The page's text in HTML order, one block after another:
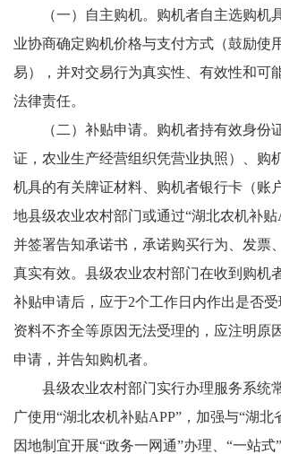
（一）自主购机。购机者自主选购机
业协商确定购机价格与支付方式（鼓励使
易），并对交易行为真实性、有效性和可
法律责任。
（二）补贴申请。购机者持有效身份
证，农业生产经营组织凭营业执照）、购
机具的有关牌证材料、购机者银行卡（账
地县级农业农村部门或通过“湖北农机补贴
并签署告知承诺书，承诺购买行为、发票
真实有效。县级农业农村部门在收到购机
补贴申请后，应于2个工作日内作出是否
资料不齐全等原因无法受理的，应注明原
申请，并告知购机者。
县级农业农村部门实行办理服务系统
广使用“湖北农机补贴APP”，加强与“湖北
因地制宜开展“政务一网通”办理、“一站式